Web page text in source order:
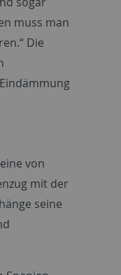
muss man
Die
von
mit der
seine